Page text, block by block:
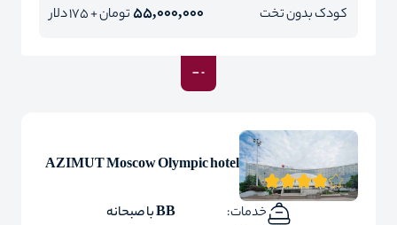
کودک بدون تخت 55,000,000تومان + 175 دلار
AZIMUT Moscow Olympic hotel
خدمات:
BB با صبحانه